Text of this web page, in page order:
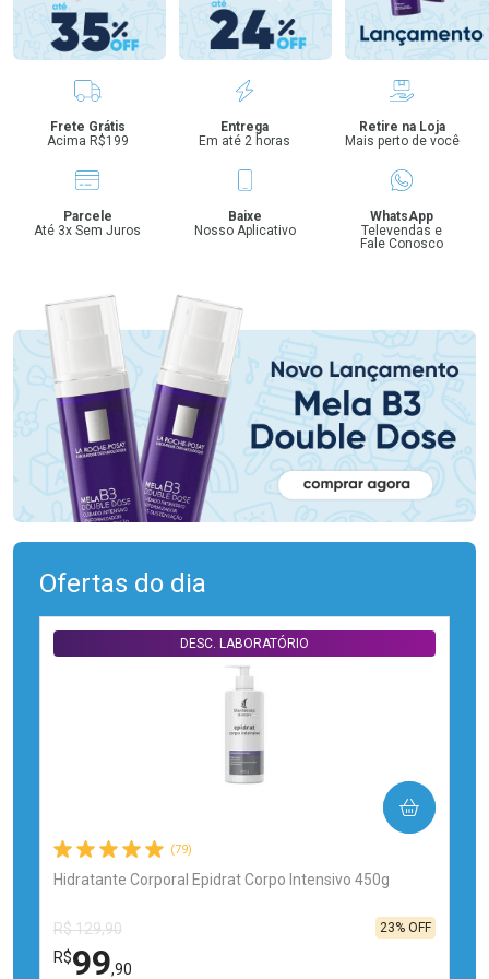
Benefícios
Frete Grátis
Acima R$199
Entrega
Em até 2 horas
Retire na Loja
Mais perto de você
Parcele
Até 3x Sem Juros
Baixe
Nosso Aplicativo
WhatsApp
Televendas e
Fale Conosco
Ofertas do dia
(79)
Hidratante Corporal Epidrat Corpo Intensivo 450g
DESC. LABORATÓRIO
R$ 129,90
R$99,90
23% OFF
COMPRAR